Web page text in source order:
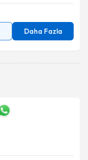
Daha Fazla